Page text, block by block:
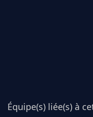
Équipe(s) liée(s) à